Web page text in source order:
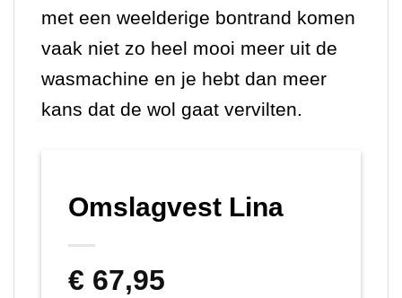
met een weelderige bontrand komen
vaak niet zo heel mooi meer uit de
wasmachine en je hebt dan meer
kans dat de wol gaat vervilten.
Omslagvest Lina
€ 67,95